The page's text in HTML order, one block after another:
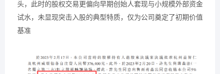
头，此时的股权交易更偏向早期创始人套现与小规模外部资金
试水，未显现突击入股的典型特质，仅为公司奠定了初期价值
基准